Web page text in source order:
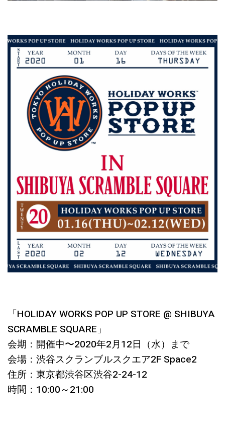
「HOLIDAY WORKS POP UP STORE @ SHIBUYA
SCRAMBLE SQUARE」
会期：開催中〜2020年2月12日（水）まで
会場：渋谷スクランブルスクエア2F Space2
住所：東京都渋谷区渋谷2-24-12
時間：10:00～21:00